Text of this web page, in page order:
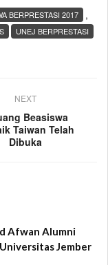
,
BERPRESTASI 2017
UNEJ BERPRESTASI
NEXT
Beasiswa
Taiwan Telah
Dibuka
Afwan Alumni
Jember